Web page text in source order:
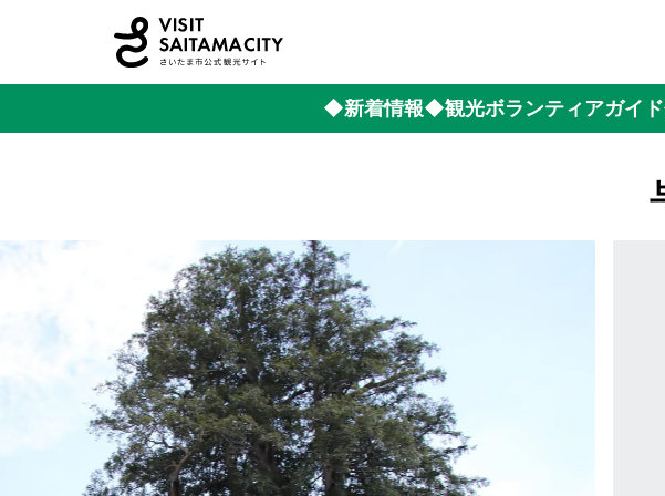
◆新着情報◆観光ボランティアガイ